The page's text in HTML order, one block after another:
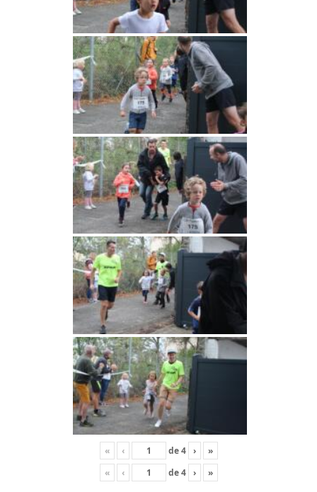
« ‹ de4 ›
»
«
‹ de4 › »